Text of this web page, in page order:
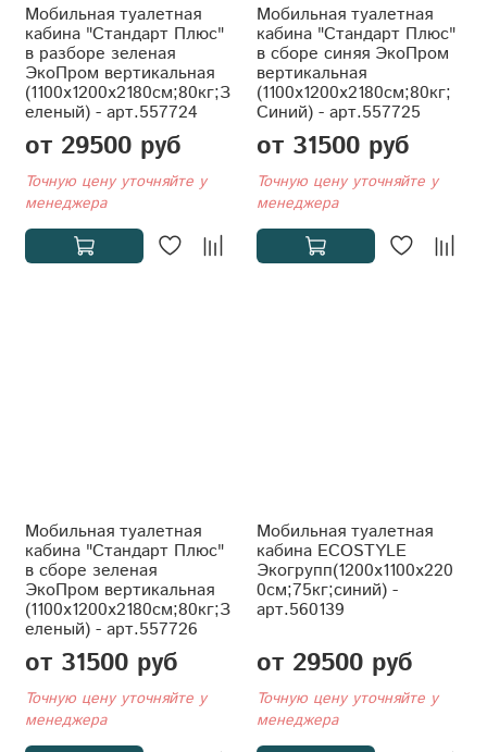
Мобильная туалетная
кабина "Стандарт Плюс"
в разборе зеленая
ЭкоПром вертикальная
(1100x1200x2180см;80кг;З
еленый) - арт.557724
от 29500 руб
Точную цену уточняйте у
менеджера
Мобильная туалетная
кабина "Стандарт Плюс"
в сборе синяя ЭкоПром
вертикальная
(1100x1200x2180см;80кг;
Синий) - арт.557725
от 31500 руб
Точную цену уточняйте у
менеджера
Мобильная туалетная
кабина "Стандарт Плюс"
в сборе зеленая
ЭкоПром вертикальная
(1100x1200x2180см;80кг;З
еленый) - арт.557726
от 31500 руб
Точную цену уточняйте у
менеджера
Мобильная туалетная
кабина ECOSTYLE
Экогрупп(1200x1100x220
0см;75кг;синий) -
арт.560139
от 29500 руб
Точную цену уточняйте у
менеджера